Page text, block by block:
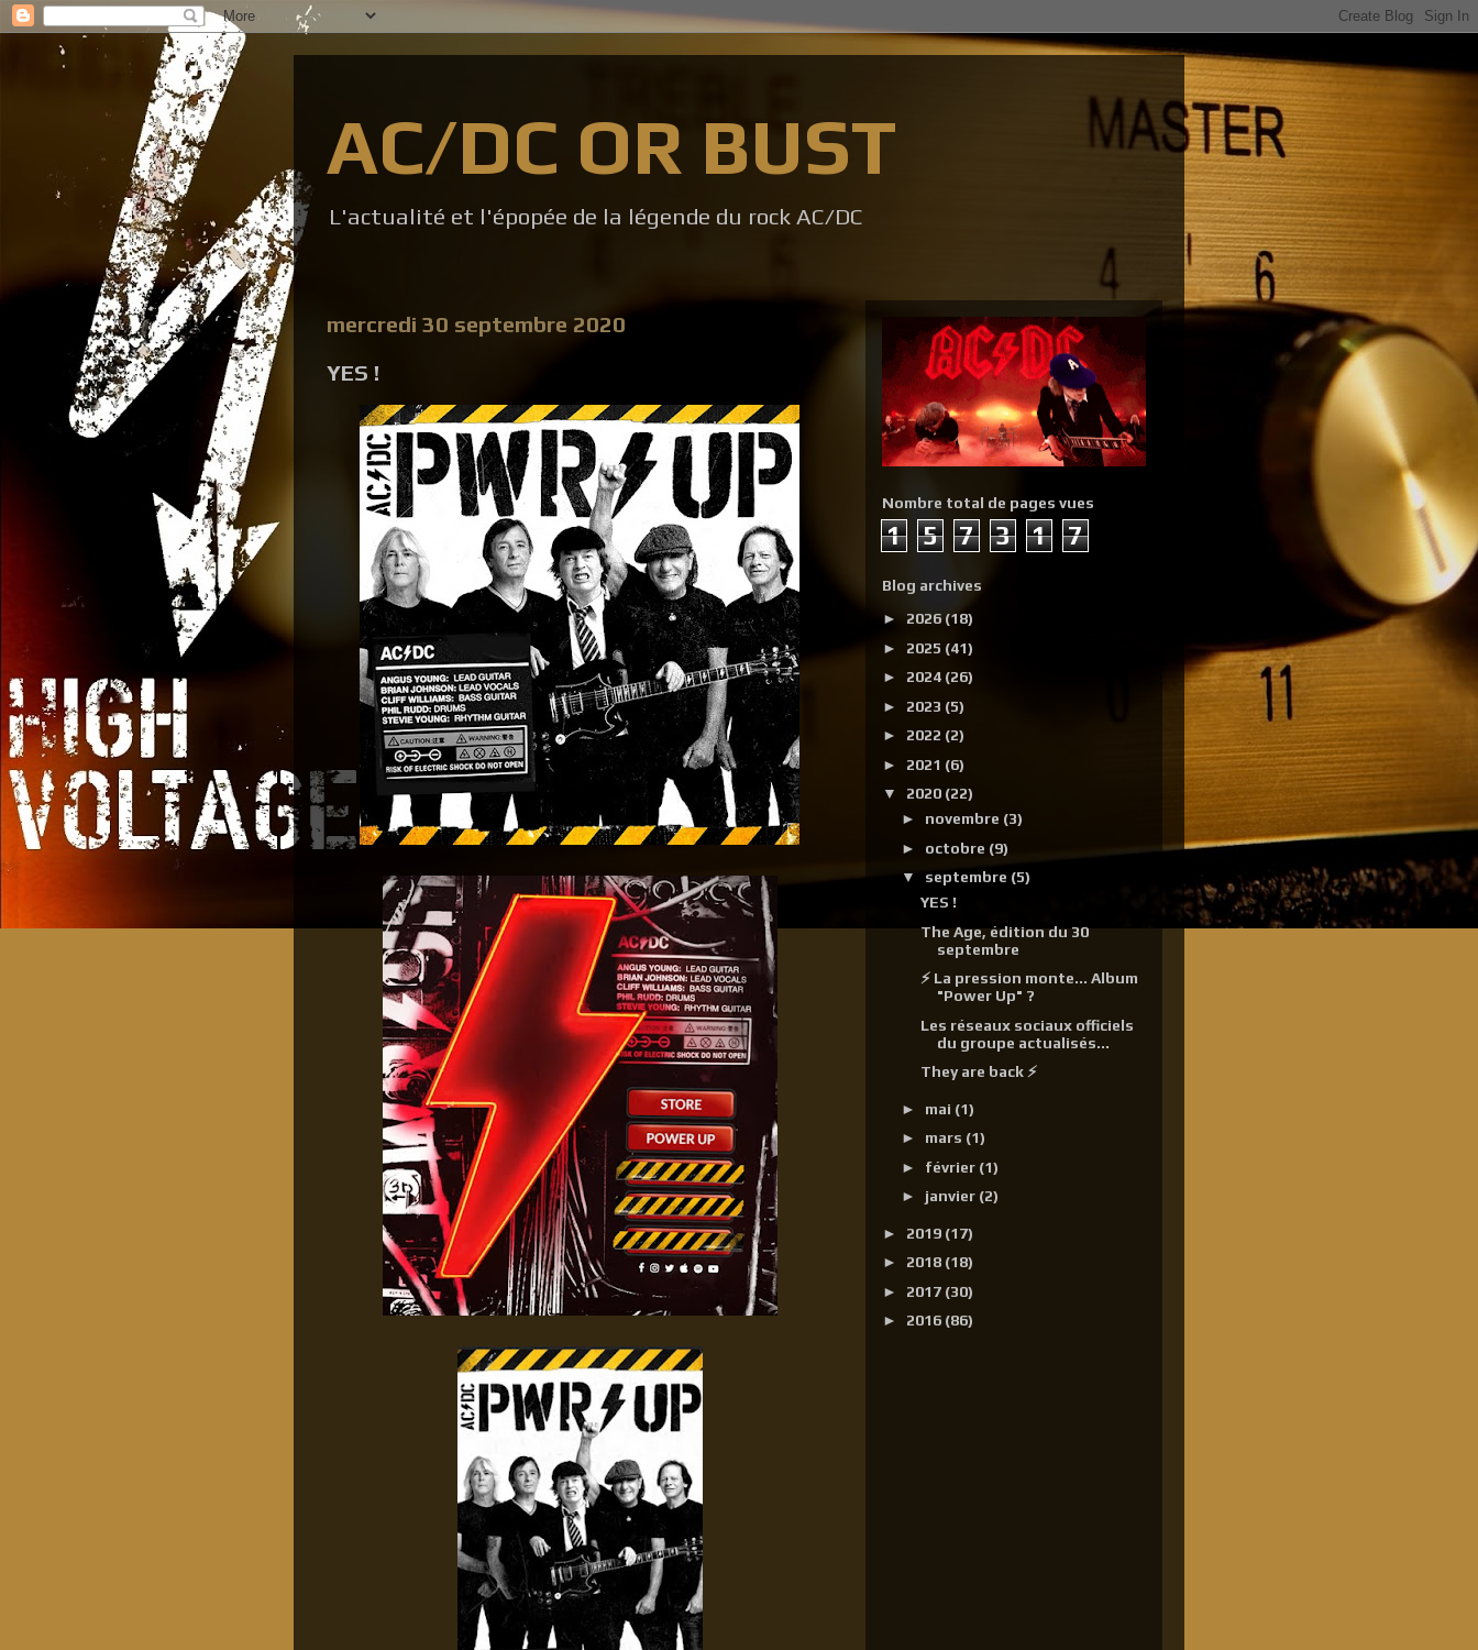
AC/DC OR BUST
L'actualité et l'épopée de la légende du rock AC/DC
mercredi 30 septembre 2020
YES !
Nombre total de pages vues
1 5 7 3 1 7
Blog archives
► 2026 (18)
► 2025 (41)
► 2024 (26)
► 2023 (5)
► 2022 (2)
► 2021 (6)
▼ 2020 (22)
► novembre (3)
► octobre (9)
▼ septembre (5)
YES !
The Age, édition du 30
septembre
⚡ La pression monte... Album
"Power Up" ?
Les réseaux sociaux officiels
du groupe actualisés...
They are back ⚡
► mai (1)
► mars (1)
► février (1)
► janvier (2)
► 2019 (17)
► 2018 (18)
► 2017 (30)
► 2016 (86)